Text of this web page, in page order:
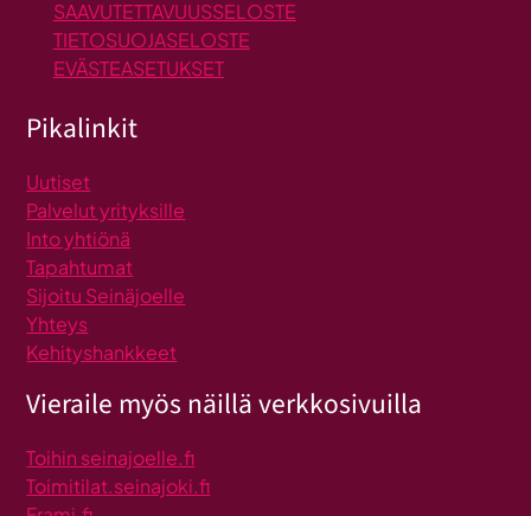
SAAVUTETTAVUUSSELOSTE
TIETOSUOJASELOSTE
EVÄSTEASETUKSET
Pikalinkit
Uutiset
Palvelut yrityksille
Into yhtiönä
Tapahtumat
Sijoitu Seinäjoelle
Yhteys
Kehityshankkeet
Vieraile myös näillä verkkosivuilla
Toihin seinajoelle.fi
Toimitilat.seinajoki.fi